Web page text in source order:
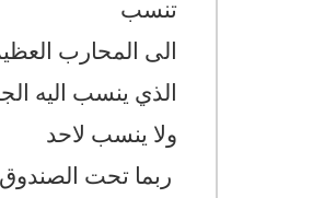
تنسب
الى المحارب
الذي ينسب اليه
ولا ينسب لاحد
ربما تحت